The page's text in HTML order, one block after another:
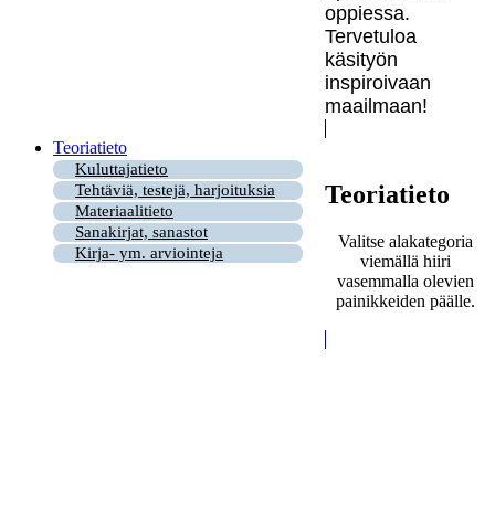
oppiessa.
Tervetuloa
käsityön
inspiroivaan
maailmaan!
Teoriatieto
Kuluttajatieto
Tehtäviä, testejä, harjoituksia
Materiaalitieto
Sanakirjat, sanastot
Kirja- ym. arviointeja
Teoriatieto
Valitse alakategoria
viemällä hiiri
vasemmalla olevien
painikkeiden päälle.